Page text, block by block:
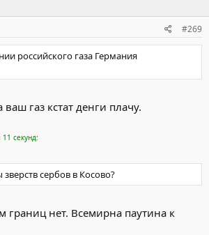
#269
российского газа Германия
ваш газ кстат денги плачу.
секунд:
сербов в Косово?
границ нет. Всемирна паутина к